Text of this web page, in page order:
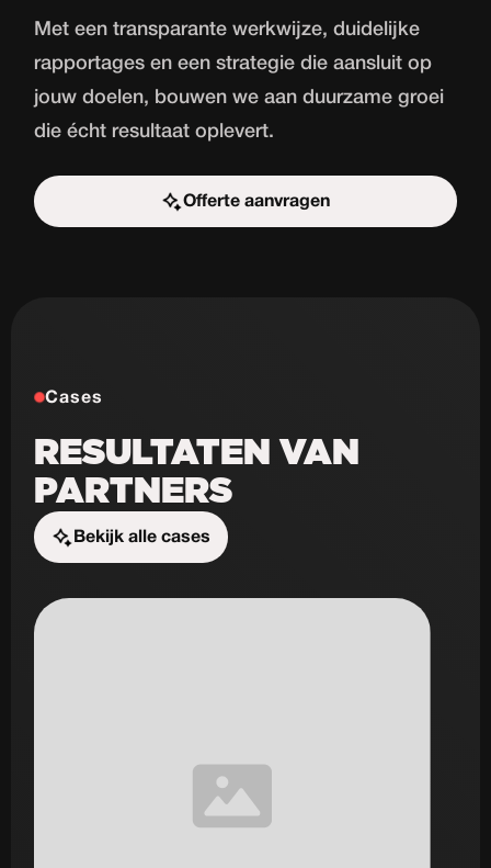
Met een transparante werkwijze, duidelijke
rapportages en een strategie die aansluit op
jouw doelen, bouwen we aan duurzame groei
die écht resultaat oplevert.
Offerte aanvragen
Start de uitdaging
Cases
RESULTATEN VAN
PARTNERS
Bekijk alle cases
Start de uitdaging